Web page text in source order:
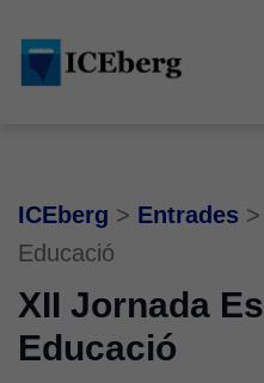
main
content
footer
ICEberg > Entrades >
Educació
XII Jornada
Educació